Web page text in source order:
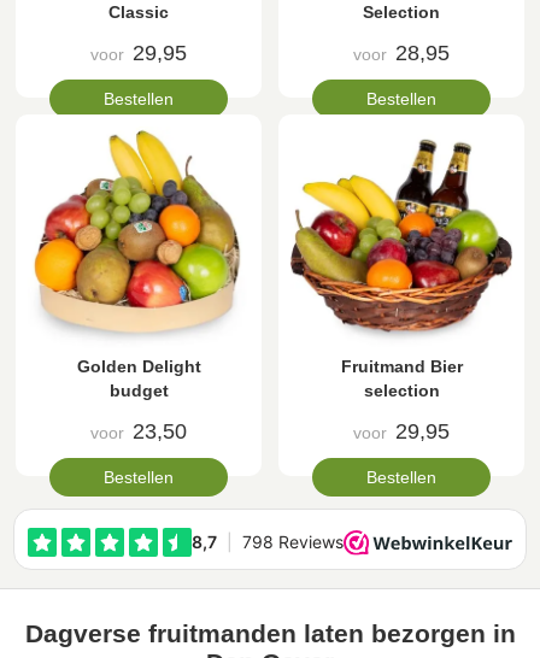
Classic
voor 29,95
Bestellen
Selection
voor 28,95
Bestellen
Golden Delight
budget
voor 23,50
Bestellen
Fruitmand Bier
selection
voor 29,95
Bestellen
Dagverse fruitmanden laten bezorgen in